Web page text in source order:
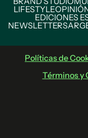
LIFESTYLE
EDICIONES
NEWSLETTERS
Políticas de
Términos y